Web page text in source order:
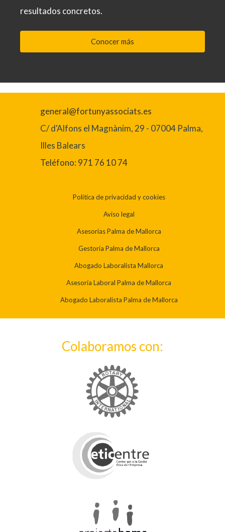
resultados concretos.
Conocer más
general@fortunyassociats.es
C/ d'Alfons el Magnànim, 29 - 07004 Palma,
Illes Balears
Teléfono: 971 76 10 74
Política de privacidad y cookies
Aviso legal
Asesorías Palma de Mallorca
Gestoría Palma de Mallorca
Abogado Laboralista Mallorca
Asesoría Laboral Palma de Mallorca
Abogado Laboralista Palma de Mallorca
Colaboramos con: